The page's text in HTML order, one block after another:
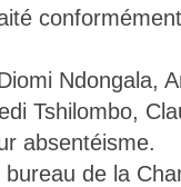
Ndongala,
Tshilombo,
absentéisme.
de la